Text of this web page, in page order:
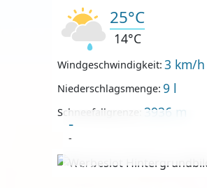
25°C
14°C
Windgeschwindigkeit: 3 km/h
Niederschlagsmenge: 9 l
Schneefallgrenze: 3936 m
Anzeige
-
-